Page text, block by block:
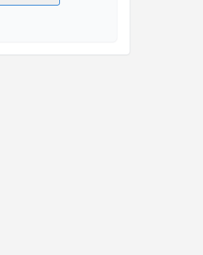
ilişkinAydınlatma Metni